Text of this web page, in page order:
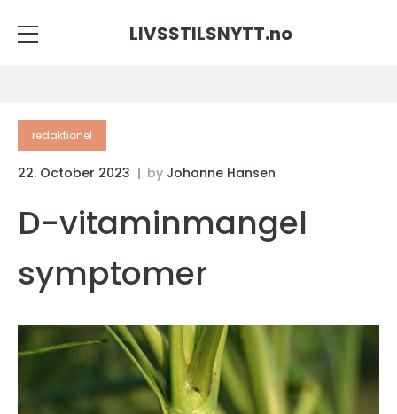
LIVSSTILSNYTT.no
redaktionel
22. October 2023 by Johanne Hansen
D-vitaminmangel
symptomer